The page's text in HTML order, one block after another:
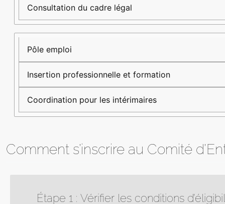
Consultation du cadre légal
Pôle emploi
Insertion professionnelle et formation
Coordination pour les intérimaires
Comment s’inscrire au Comité
Étape 1 : Vérifier les conditions